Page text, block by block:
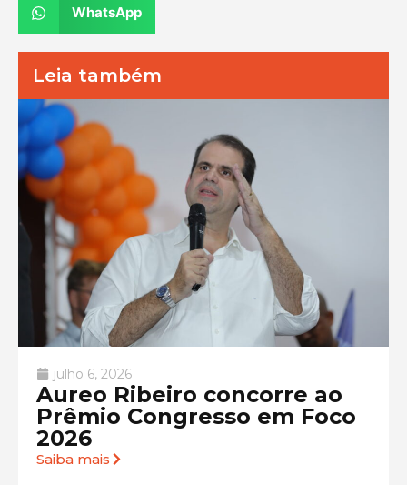
WhatsApp
Leia também
julho 6, 2026
Aureo Ribeiro concorre ao
Prêmio Congresso em Foco
2026
Saiba mais